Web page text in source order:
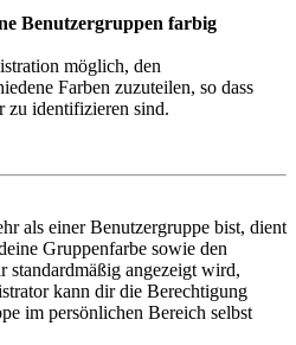
Benutzergruppen farbig
möglich, den
Farben zuzuteilen, so dass
zu identifizieren sind.
als einer Benutzergruppe bist, dient
Gruppenfarbe sowie den
standardmäßig angezeigt wird,
kann dir die Berechtigung
im persönlichen Bereich selbst